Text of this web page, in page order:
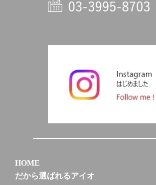
HOME
だから選ばれるアイオ